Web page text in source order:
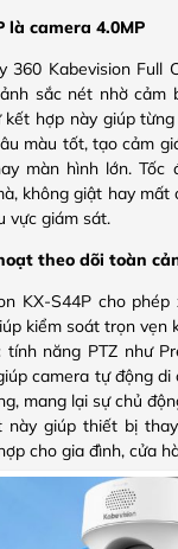
là camera 4.0MP
360 Kabevision Full
sắc nét nhờ cảm
kết hợp này giúp
màu tốt, tạo cảm
màn hình lớn. Tốc
không giật hay mất
vực giám sát.
theo dõi toàn
KX-S44P cho
kiểm soát trọn vẹn
tính năng PTZ như
camera tự động di
mang lại sự chủ
này giúp thiết bị
cho gia đình, cửa